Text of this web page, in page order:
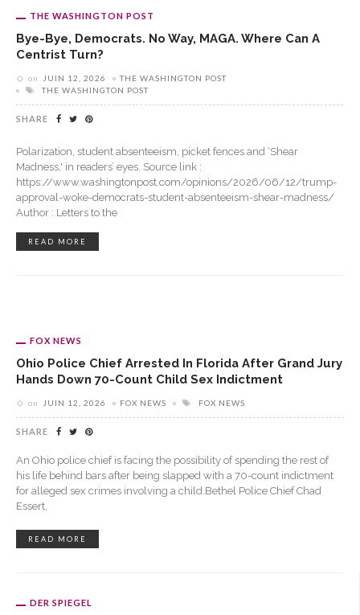
THE WASHINGTON POST
Bye-Bye, Democrats. No Way, MAGA. Where Can A
Centrist Turn?
on JUIN 12, 2026
THE WASHINGTON POST
THE WASHINGTON POST
SHARE
Polarization, student absenteeism, picket fences and ‘Shear
Madness,' in readers’ eyes. Source link :
https://www.washingtonpost.com/opinions/2026/06/12/trump-
approval-woke-democrats-student-absenteeism-shear-madness/
Author : Letters to the
READ MORE
FOX NEWS
Ohio Police Chief Arrested In Florida After Grand Jury
Hands Down 70-Count Child Sex Indictment
on JUIN 12, 2026 FOX NEWS FOX NEWS
SHARE
An Ohio police chief is facing the possibility of spending the rest of
his life behind bars after being slapped with a 70-count indictment
for alleged sex crimes involving a child.Bethel Police Chief Chad
Essert,
READ MORE
DER SPIEGEL